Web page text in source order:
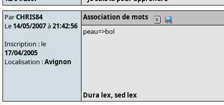
ParCHRIS84
Le 14/05/2007à21:42:56
Inscription : le
17/04/2005
Localisation :Avignon
Association de mots
peau=>bol
Dura lex, sed lex